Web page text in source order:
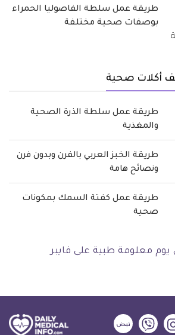
طريقة عمل سلطة الفاصوليا الحمراء
بوصفات صحية مختلفة
أكلات صحية
طريقة عمل سلطة الذرة الصحية
والمغذية
طريقة الخبز العربي بالفرن وبدون فرن
ونصائح هامة
طريقة عمل كفتة السمك بمكونات
صحية
ديلي
ديلي
ديلي